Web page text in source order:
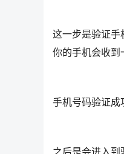
这一步是验证手
你的手机会收到
手机号码验证成